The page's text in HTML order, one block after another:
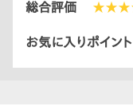
総合評価
お気に入りポイント